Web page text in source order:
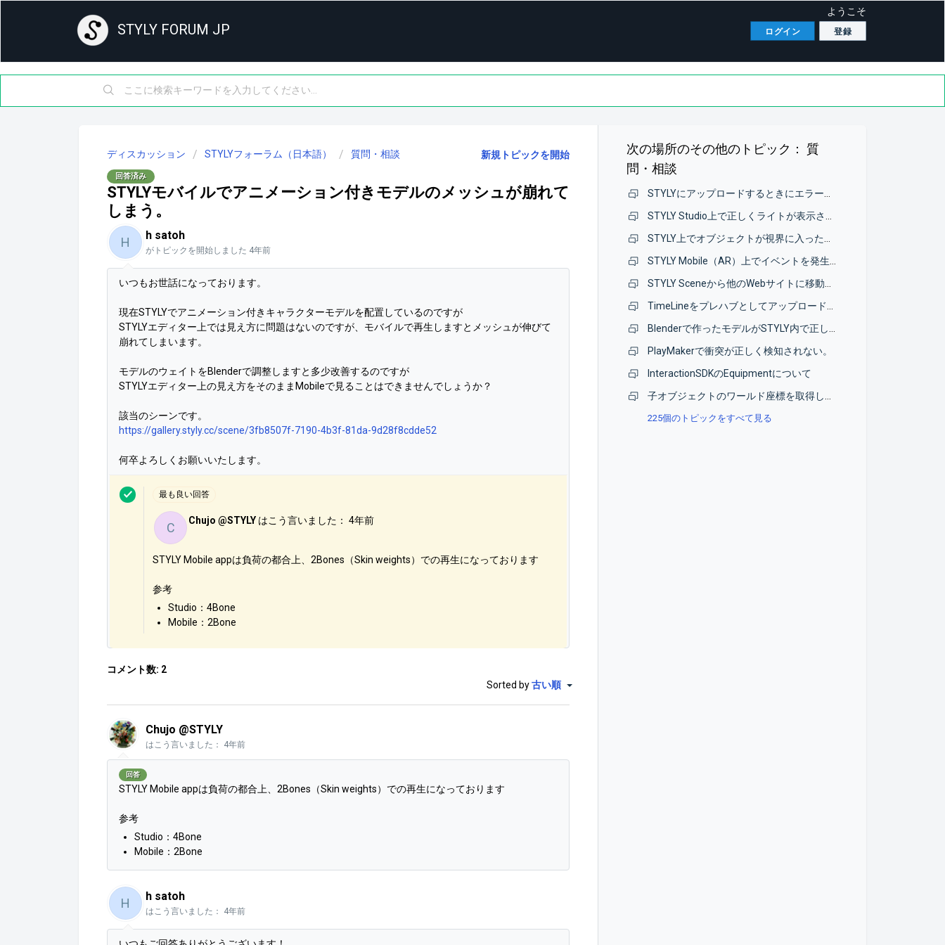
STYLY FORUM JP
ようこそ
ログイン 登録
新規トピックを開始
ディスカッション STYLYフォーラム（日本語） 質問・相談
回答済み
STYLYモバイルでアニメーション付きモデルのメッシュが崩れて
しまう。
H h satoh
がトピックを開始しました 4年前
いつもお世話になっております。
現在STYLYでアニメーション付きキャラクターモデルを配置しているのですが
STYLYエディター上では見え方に問題はないのですが、モバイルで再生しますとメッシュが伸びて
崩れてしまいます。
モデルのウェイトをBlenderで調整しますと多少改善するのですが
STYLYエディター上の見え方をそのままMobileで見ることはできませんでしょうか？
該当のシーンです。
https://gallery.styly.cc/scene/3fb8507f-7190-4b3f-81da-9d28f8cdde52
何卒よろしくお願いいたします。
最も良い回答
C Chujo @STYLY はこう言いました： 4年前
STYLY Mobile appは負荷の都合上、2Bones（Skin weights） での再生になっております
参考
Studio：4Bone
Mobile：2Bone
コメント数: 2
Sorted by古い順
Chujo @STYLY
はこう言いました： 4年前
回答
STYLY Mobile appは負荷の都合上、2Bones（Skin weights） での再生になっております
参考
Studio：4Bone
Mobile：2Bone
H h satoh
はこう言いました： 4年前
次の場所のその他のトピック： 質
問・相談
PlayMakerで衝突が正しく検知されない。
InteractionSDKのEquipmentについて
225個のトピックをすべて見る